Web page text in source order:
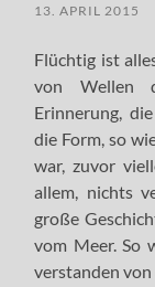
13. APRIL 2015
Flüchtig ist
von Wellen
Erinnerung,
die Form, so
war, zuvor
allem, nichts
große
vom Meer. So
verstanden von